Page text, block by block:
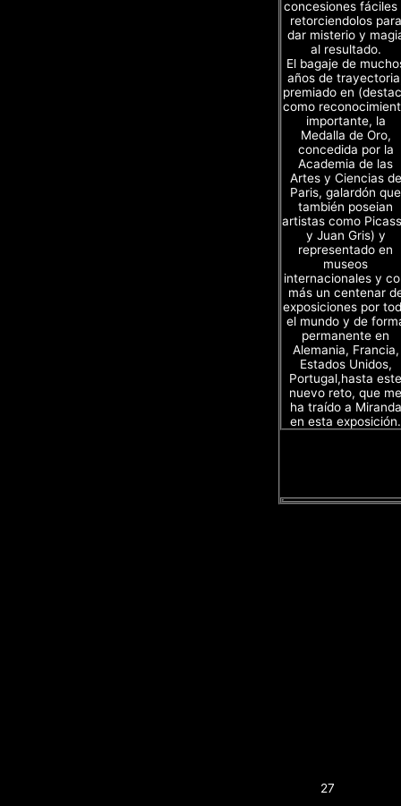
concesiones fáciles
retorciendolos para
dar misterio y
al resultado.
El bagaje de
años de
premiado en
como
importante, la
Medalla de Oro,
concedida por la
Academia de las
Artes y Ciencias de
Paris, galardón que
también poseian
artistas como
y Juan Gris) y
representado en
museos
internacionales y
más un centenar
exposiciones por
el mundo y de
permanente en
Alemania, Francia,
Estados Unidos,
Portugal,hasta este
nuevo reto, que me
ha traído a Miranda
en esta exposición.
27